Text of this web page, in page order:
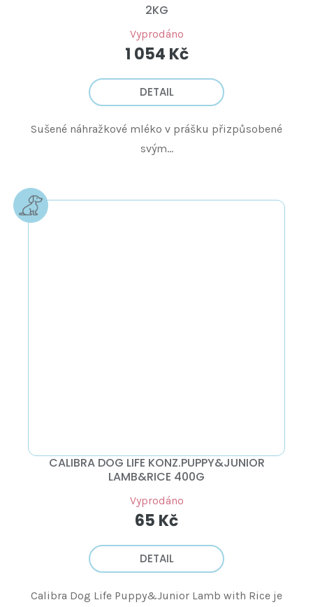
2KG
Vyprodáno
1 054 Kč
DETAIL
Sušené náhražkové mléko v prášku přizpůsobené
svým...
CALIBRA DOG LIFE KONZ.PUPPY&JUNIOR
LAMB&RICE 400G
Vyprodáno
65 Kč
DETAIL
Calibra Dog Life Puppy&Junior Lamb with Rice je